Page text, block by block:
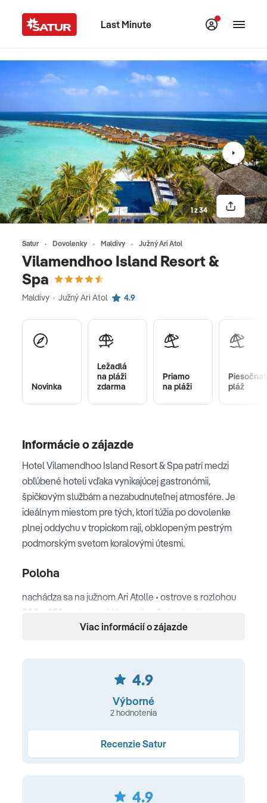
Last Minute
Satur Dovolenky Maldivy Južný Ari Atol
Vilamendhoo Island Resort &
Spa
Maldivy · Južný Ari Atol 4.9
1 z 34
Novinka
Ležadlá
na pláži
zdarma
Priamo
na pláži
pláž
Informácie o zájazde
Hotel Vilamendhoo Island Resort & Spa patrí medzi
obľúbené hoteli vďaka vynikajúcej gastronómii,
špičkovým službám a nezabudnuteľnej atmosfére. Je
ideálnym miestom pre tých, ktorí túžia po dovolenke
plnej oddychu v tropickom raji, obklopeným pestrým
podmorským svetom koralovými útesmi.
Poloha
nachádza sa na južnom Ari Atolle • ostrove s rozlohou
900 x 250 metrov • obklopený veľkolepým útesom • v
blízskosti je rozľahlá piesočnatá pláž • transfer z
nádherné pláže s jemným bielym pieskom • lemované
hojdajúcimi sa palmami • pod hladinou sa ukrývajú
194 dostupných izieb • všetky sú zariadené v tropickom
Viac informácií o zájazde
4.9
Výborné
2 hodnotenia
Recenzie Satur
4.9